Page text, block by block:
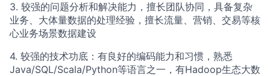
3. 较强的问题分析和解决能力，擅长团队协同，具备复杂
业务、大体量数据的处理经验，擅长流量、营销、交易等核
心业务场景数据建设
4. 较强的技术功底：有良好的编码能力和习惯，熟悉
Java/SQL/Scala/Python等语言之一，有Hadoop生态大数